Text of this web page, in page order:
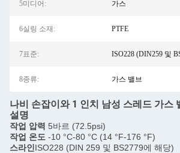
5미디어: 가스
6실링 소재: PTFE
7표준: ISO228 (DIN259 및
8종류: 가스 밸브
나비 손잡이와 1 인치 남성 스레드 가스
설명
작업 압력 5바르 (72.5psi)
작업 온도 -10 °C-80 °C (14 °F-176 °F)
스라인 ISO228 (DIN 259 및 BS2779에 해당)